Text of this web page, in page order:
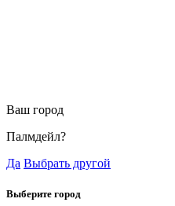
Ваш город
Палмдейл?
Да Выбрать другой
Выберите город